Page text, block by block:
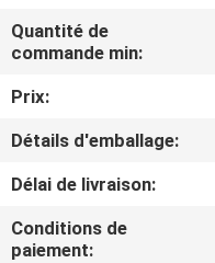
VISITE
D'USINE
CONTRÔLE
DE
QUALITÉ
Quantité de
commande min:
Prix:
Détails d'emballage:
Délai de livraison:
Conditions de
paiement: